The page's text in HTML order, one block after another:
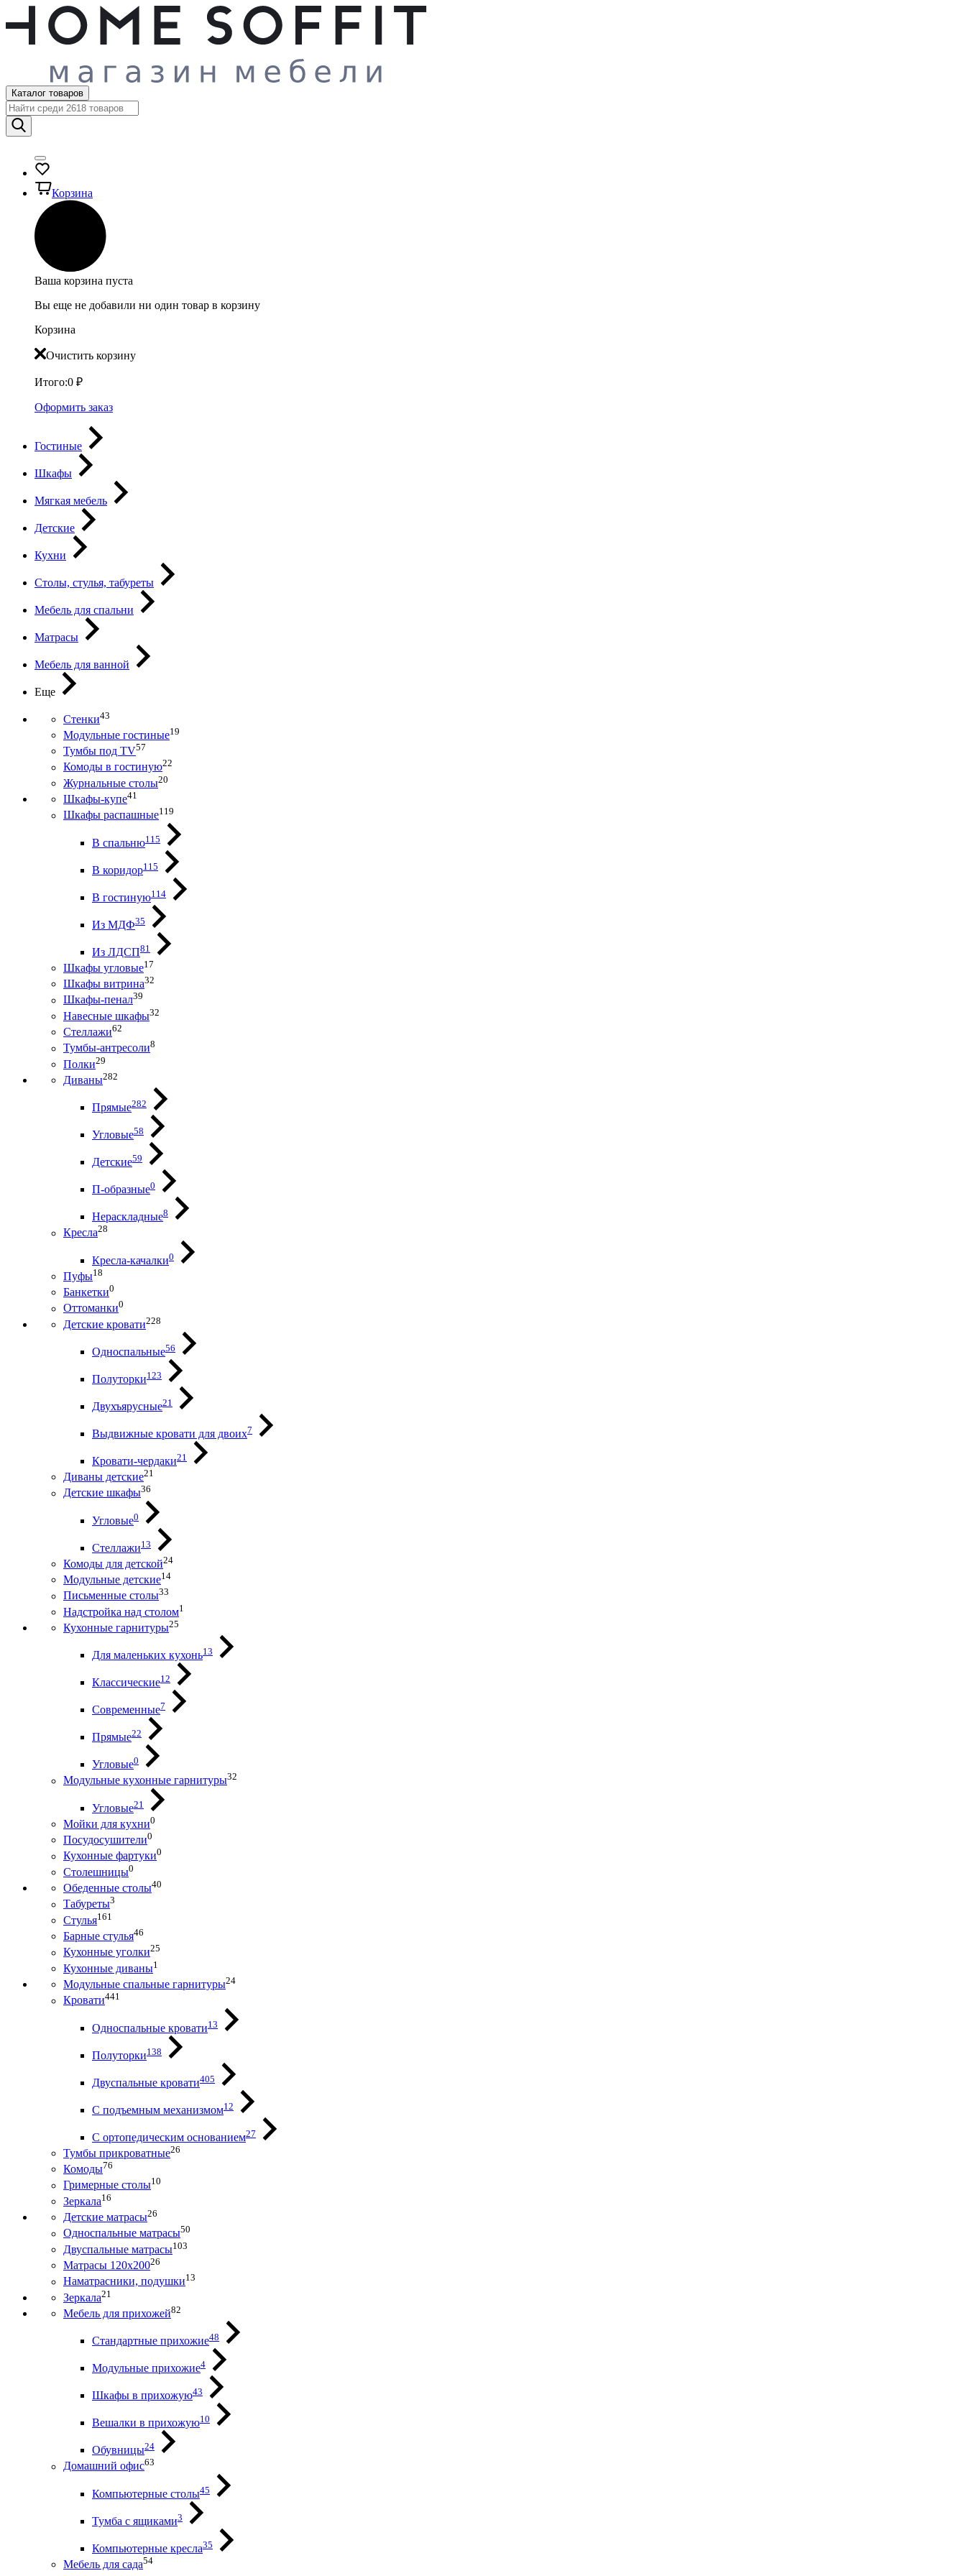
Каталог товаров
Корзина
Ваша корзина пуста
Вы еще не добавили ни один товар в корзину
Корзина
Очистить корзину
Итого:0 ₽
Оформить заказ
Гостиные
Шкафы
Мягкая мебель
Детские
Кухни
Столы, стулья, табуреты
Мебель для спальни
Матрасы
Мебель для ванной
Еще
Стенки43
Модульные гостиные19
Тумбы под ТV57
Комоды в гостиную22
Журнальные столы20
Шкафы-купе41
Шкафы распашные119
В спальню115
В коридор115
В гостиную114
Из МДФ35
Из ЛДСП81
Шкафы угловые17
Шкафы витрина32
Шкафы-пенал39
Навесные шкафы32
Стеллажи62
Тумбы-антресоли8
Полки29
Диваны282
Прямые282
Угловые58
Детские59
П-образные0
Нераскладные8
Кресла28
Кресла-качалки0
Пуфы18
Банкетки0
Оттоманки0
Детские кровати228
Односпальные56
Полуторки123
Двухъярусные21
Выдвижные кровати для двоих7
Кровати-чердаки21
Диваны детские21
Детские шкафы36
Угловые0
Стеллажи13
Комоды для детской24
Модульные детские14
Письменные столы33
Надстройка над столом1
Кухонные гарнитуры25
Для маленьких кухонь13
Классические12
Современные7
Прямые22
Угловые0
Модульные кухонные гарнитуры32
Угловые21
Мойки для кухни0
Посудосушители0
Кухонные фартуки0
Столешницы0
Обеденные столы40
Табуреты3
Стулья161
Барные стулья46
Кухонные уголки25
Кухонные диваны1
Модульные спальные гарнитуры24
Кровати441
Односпальные кровати13
Полуторки138
Двуспальные кровати405
С подъемным механизмом12
С ортопедическим основанием27
Тумбы прикроватные26
Комоды76
Гримерные столы10
Зеркала16
Детские матрасы26
Односпальные матрасы50
Двуспальные матрасы103
Матрасы 120х20026
Наматрасники, подушки13
Зеркала21
Мебель для прихожей82
Стандартные прихожие48
Модульные прихожие4
Шкафы в прихожую43
Вешалки в прихожую10
Обувницы24
Домашний офис63
Компьютерные столы45
Тумба с ящиками3
Компьютерные кресла35
Мебель для сада54